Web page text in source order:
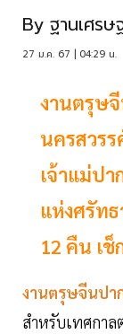
By ฐานเศร
27 ม.ค. 67 | 04:29 น.
งานตรุษ
นครสวร
เจ้าแม่ป
แห่งศรัท
12 คืน เ
งานตรุษจีนปา
สำหรับเทศกา